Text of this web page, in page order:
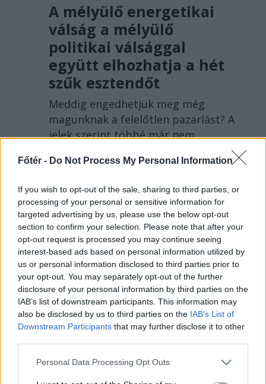
Főtér - Do Not Process My Personal Information
If you wish to opt-out of the sale, sharing to third parties, or
processing of your personal or sensitive information for
targeted advertising by us, please use the below opt-out
section to confirm your selection. Please note that after your
opt-out request is processed you may continue seeing
interest-based ads based on personal information utilized by
us or personal information disclosed to third parties prior to
your opt-out. You may separately opt-out of the further
disclosure of your personal information by third parties on the
IAB’s list of downstream participants. This information may
also be disclosed by us to third parties on the IAB’s List of
Downstream Participants that may further disclose it to other
Personal Data Processing Opt Outs
A mélyülő energetikai
válság a mélyülő
politikai válsággal
együtt elhozhatja a hét
szűk esztendőt
Meddig engedhetjük meg még
magunknak a felelőtlen pazarlást? A
jelek szerint többé már nem.
2026. AUGUSZTUS 03., HÉTFŐ
Amikor a párhuzamos
valóságok találkoznak
egy hegyi legelőn